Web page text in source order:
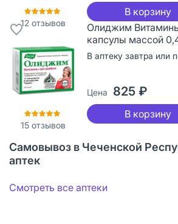
12 отзывов
В корзину
15 отзывов
Олиджим
капсулы массой
В аптеку завтра или
Цена 825 ₽
В корзину
Самовывоз в Чеченской
аптек
Смотреть все аптеки